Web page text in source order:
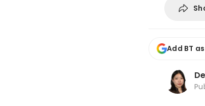
Add BT